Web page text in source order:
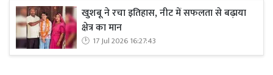
खुशबू ने रचा इतिहास, नीट में सफलता से बढ़ाया
क्षेत्र का मान
17 Jul 2026 16:27:43